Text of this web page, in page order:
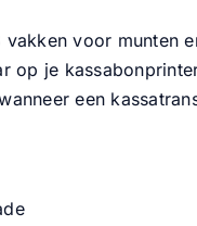
vakken voor munten
op je
een